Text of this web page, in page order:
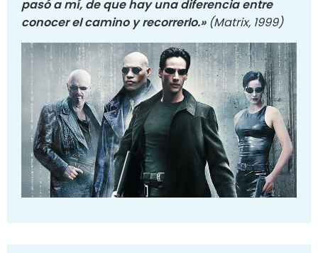
pasó a mí, de que hay una diferencia entre
conocer el camino y recorrerlo.» (Matrix, 1999)